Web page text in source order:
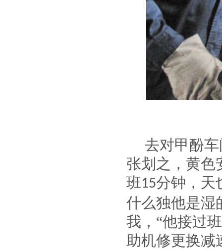
去对甲酚
张划之，黄色
班15分钟，天
什么独他是湿
我，“他接过
助机修更换减